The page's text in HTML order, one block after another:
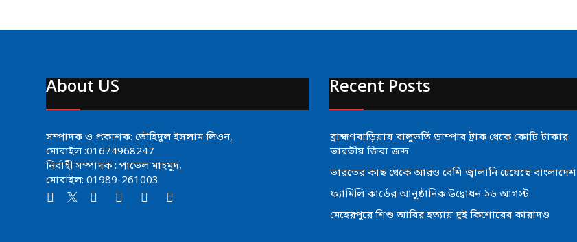
About US
সম্পাদক ও প্রকাশক: তৌহিদুল ইসলাম লিওন,
মোবাইল :01674968247
নির্বাহী সম্পাদক : পাভেল মাহমুদ,
মোবাইল: 01989-261003
Recent Posts
ব্রাহ্মণবাড়িয়ায় বালুভর্তি ডাম্পার ট্রাক থেকে কোটি টাকার
ভারতীয় জিরা জব্দ
ভারতের কাছ থেকে আরও বেশি জ্বালানি চেয়েছে বাংলাদেশ
ফ্যামিলি কার্ডের আনুষ্ঠানিক উদ্বোধন ১৬ আগস্ট
মেহেরপুরে শিশু আবির হত্যায় দুই কিশোরের কারাদণ্ড